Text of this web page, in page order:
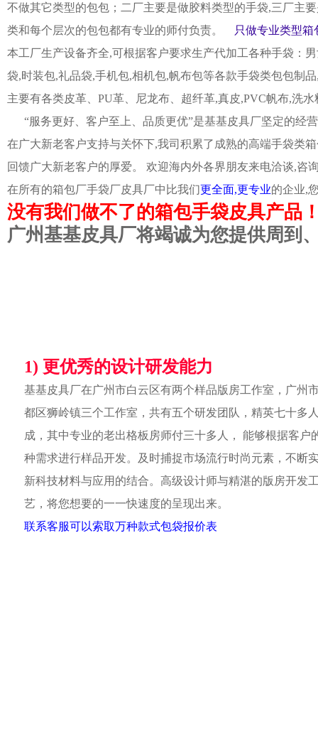
不做其它类型的包包；二厂主要是做胶料类型的手袋,三厂主
类和每个层次的包包都有专业的师付负责。
只做专业类型箱
本工厂生产设备齐全,可根据客户要求生产代加工各种手袋：
袋,时装包,礼品袋,手机包,相机包,帆布包等各款手袋类包包制
主要有各类皮革、PU革、尼龙布、超纤革,真皮,PVC帆布,洗
“服务更好、客户至上、品质更优”是基基皮具厂坚定的经
在广大新老客户支持与关怀下,我司积累了成熟的高端手袋类
回馈广大新老客户的厚爱。 欢迎海内外各界朋友来电洽谈,咨
在所有的箱包厂手袋厂皮具厂中比我们更全面,更专业的企业,
没有我们做不了的箱包手袋皮具产品
广州基基皮具厂将竭诚为您提供周到
1) 更优秀的设计研发能力
基基皮具厂在广州市白云区有两个样品版房工作室，广州
都区狮岭镇三个工作室，共有五个研发团队，精英七十多
成，其中专业的老出格板房师付三十多人， 能够根据客户
种需求进行样品开发。及时捕捉市场流行时尚元素，不断
新科技材料与应用的结合。高级设计师与精湛的版房开发
艺，将您想要的一一快速度的呈现出来。
联系客服可以索取万种款式包袋报价表